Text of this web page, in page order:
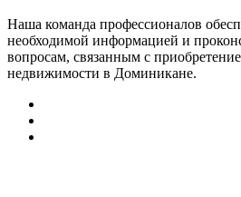
Наша команда профессионалов
необходимой информацией и
вопросам, связанным с
недвижимости в Доминикане.